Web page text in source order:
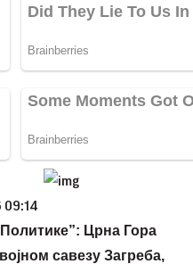
09:14
Црна Гора
савезу Загреба,